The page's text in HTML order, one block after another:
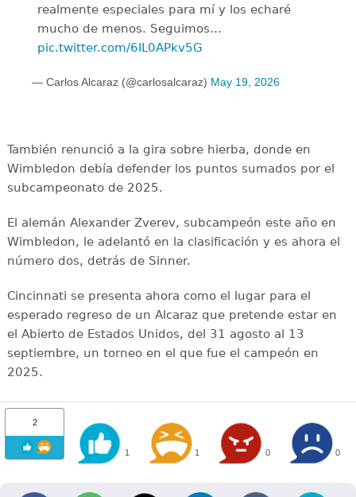
realmente especiales para mí y los echaré
mucho de menos. Seguimos…
pic.twitter.com/6IL0APkv5G
— Carlos Alcaraz (@carlosalcaraz) May 19, 2026
También renunció a la gira sobre hierba, donde en
Wimbledon debía defender los puntos sumados por el
subcampeonato de 2025.
El alemán Alexander Zverev, subcampeón este año en
Wimbledon, le adelantó en la clasificación y es ahora el
número dos, detrás de Sinner.
Cincinnati se presenta ahora como el lugar para el
esperado regreso de un Alcaraz que pretende estar en
el Abierto de Estados Unidos, del 31 agosto al 13
septiembre, un torneo en el que fue el campeón en
2025.
2
1 1 0 0